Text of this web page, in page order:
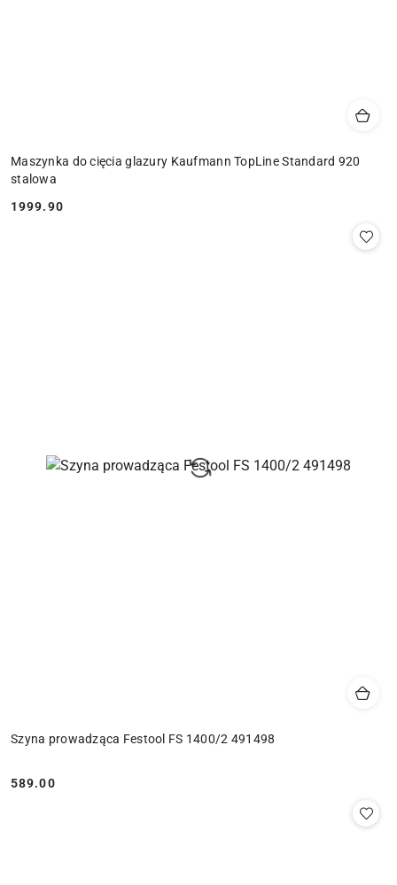
Maszynka do cięcia glazury Kaufmann TopLine Standard 920
stalowa
Cena:
1999.90
Szyna prowadząca Festool FS 1400/2 491498
Cena:
589.00